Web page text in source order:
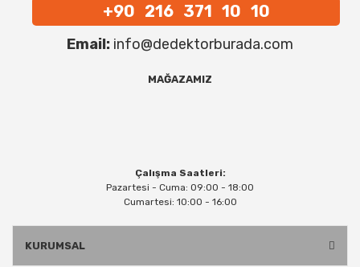
+90 216 371 10 10
Email: info@dedektorburada.com
MAĞAZAMIZ
Çalışma Saatleri:
Pazartesi - Cuma: 09:00 - 18:00
Cumartesi: 10:00 - 16:00
KURUMSAL